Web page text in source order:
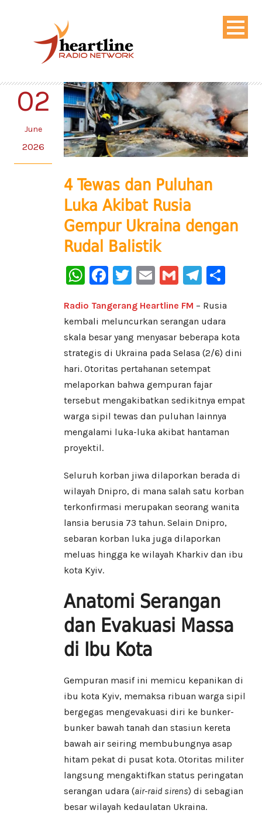
02
June
2026
4 Tewas dan Puluhan
Luka Akibat Rusia
Gempur Ukraina dengan
Rudal Balistik
WhatsApp
Facebook
Twitter
EmailGmail
Radio Tangerang Heartline FM – Rusia
kembali meluncurkan serangan udara
skala besar yang menyasar beberapa kota
strategis di Ukraina pada Selasa (2/6) dini
hari. Otoritas pertahanan setempat
melaporkan bahwa gempuran fajar
tersebut mengakibatkan sedikitnya empat
warga sipil tewas dan puluhan lainnya
mengalami luka-luka akibat hantaman
proyektil.
Seluruh korban jiwa dilaporkan berada di
wilayah Dnipro, di mana salah satu korban
terkonfirmasi merupakan seorang wanita
lansia berusia 73 tahun. Selain Dnipro,
sebaran korban luka juga dilaporkan
meluas hingga ke wilayah Kharkiv dan ibu
kota Kyiv.
Anatomi Serangan
dan Evakuasi Massa
di Ibu Kota
Gempuran masif ini memicu kepanikan di
ibu kota Kyiv, memaksa ribuan warga sipil
bergegas mengevakuasi diri ke bunker-
bunker bawah tanah dan stasiun kereta
bawah air seiring membubungnya asap
hitam pekat di pusat kota. Otoritas militer
langsung mengaktifkan status peringatan
serangan udara (air-raid sirens) di sebagian
besar wilayah kedaulatan Ukraina.